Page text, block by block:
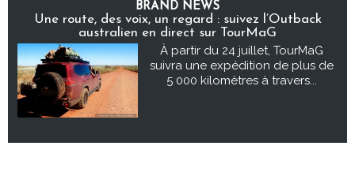
BRAND NEWS
Une route, des voix, un regard : suivez l’Outback
australien en direct sur TourMaG
À partir du 24 juillet, TourMaG
suivra une expédition de plus de
5 000 kilomètres à travers...